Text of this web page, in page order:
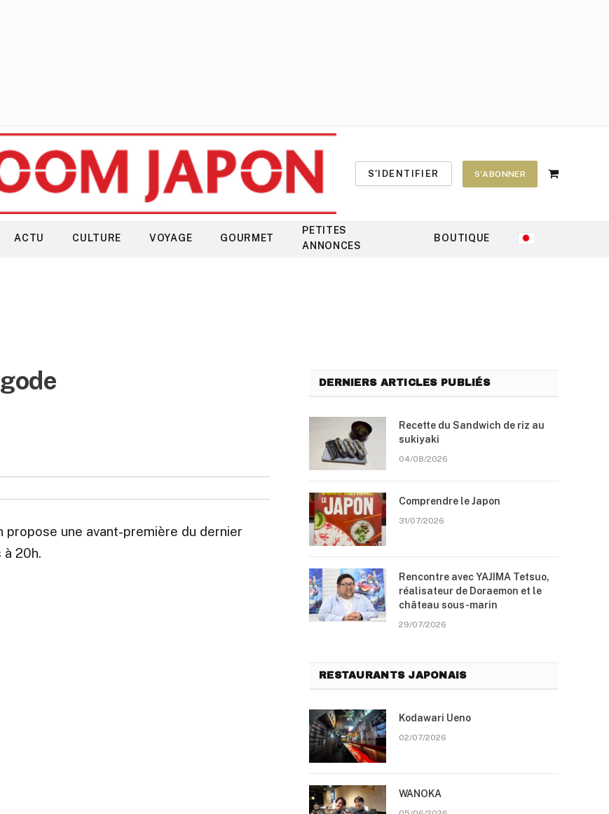
S'IDENTIFIER S'ABONNER
Shopping
ACTU CULTURE VOYAGE GOURMET
PETITES
ANNONCES
BOUTIQUE
propose une avant-première du dernier
à 20h.
DERNIERS ARTICLES PUBLIÉS
Recette du Sandwich de riz au
sukiyaki
04/08/2026
Comprendre le Japon
31/07/2026
Rencontre avec YAJIMA Tetsuo,
réalisateur de Doraemon et le
château sous-marin
29/07/2026
RESTAURANTS JAPONAIS
Kodawari Ueno
02/07/2026
WANOKA